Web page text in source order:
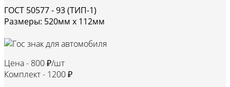
ГОСТ 50577 - 93 (ТИП-1)
Размеры: 520мм х 112мм
Цена - 800 ₽/шт
Комплект - 1200 ₽